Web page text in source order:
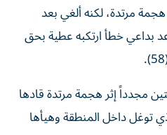
مرتدة، لكنه ألغي بعد
بداعي خطأ ارتكبه عطية بحق
مجدداً إثر هجمة مرتدة قادها
توغل داخل المنطقة وهيأها